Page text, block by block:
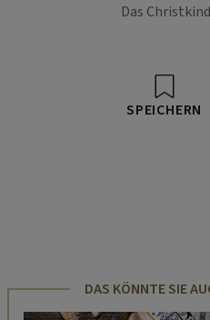
Das
SPEICHERN
DAS KÖNNTE SIE